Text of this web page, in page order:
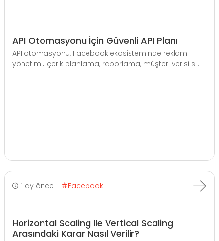
API Otomasyonu İçin Güvenli API Planı
API otomasyonu, Facebook ekosisteminde reklam
yönetimi, içerik planlama, raporlama, müşteri verisi s...
1 ay önce Facebook
Horizontal Scaling İle Vertical Scaling
Arasındaki Karar Nasıl Verilir?